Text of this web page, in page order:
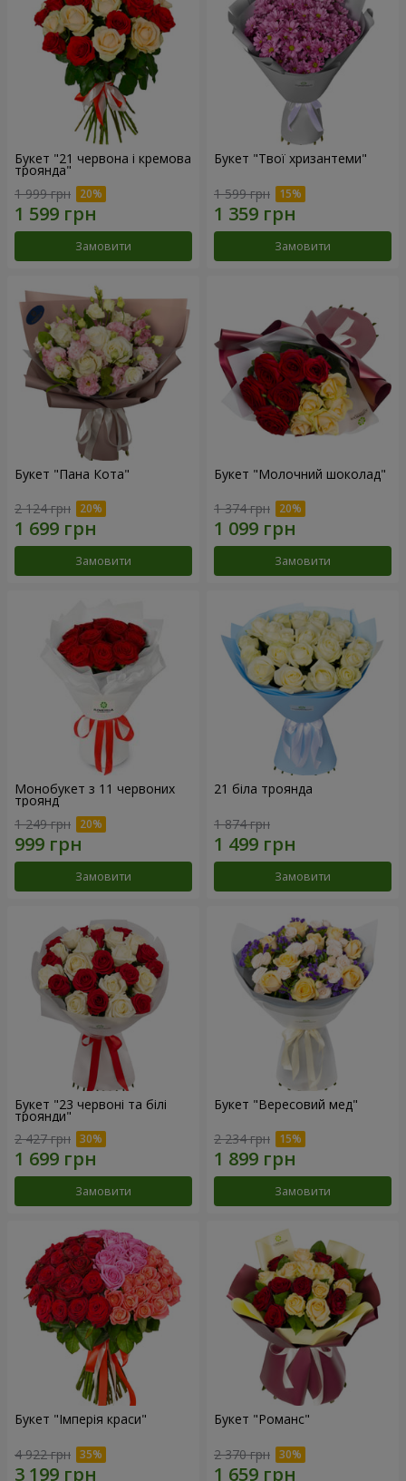
Букет "21 червона і кремова
троянда"
1 999 грн
Замовити
Букет "Твої хризантеми"
1 599 грн
Замовити
Букет "Пана Кота"
2 124 грн
Замовити
Букет "Молочний шоколад"
1 374 грн
Замовити
Монобукет з 11 червоних
троянд
1 249 грн
Замовити
21 біла троянда
1 874 грн
Замовити
Букет "23 червоні та білі
троянди"
2 427 грн
Замовити
Букет "Вересовий мед"
2 234 грн
Замовити
Букет "Імперія краси"
4 922 грн
Букет "Романс"
2 370 грн